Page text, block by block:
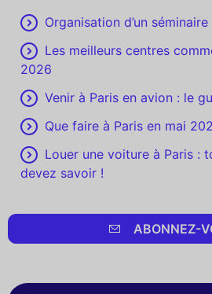
Organisation d’un
Les meilleurs centres
2026
Venir à Paris en avion : le
Que faire à Paris en mai
Louer une voiture à Paris :
devez savoir !
ABONNEZ-